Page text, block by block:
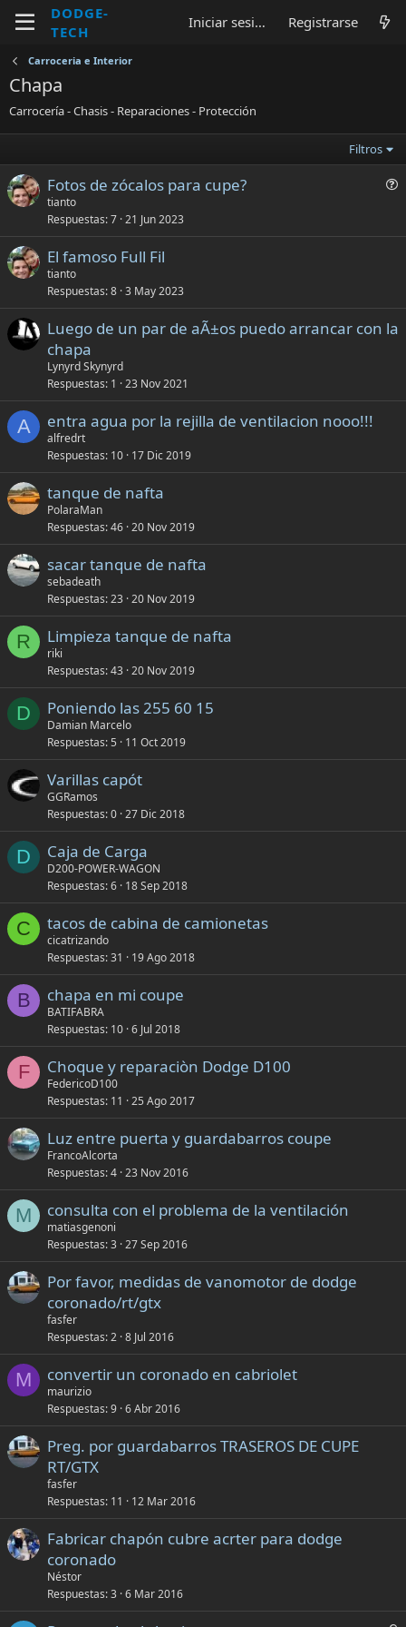
DODGE-
TECH
Iniciar sesión Registrarse
Carroceria e Interior
Chapa
Carrocería - Chasis - Reparaciones - Protección
Filtros
g
Fotos de zócalos para cupe?
tianto
Respuestas 7 21 Jun 2023
El famoso Full Fil
tianto
Respuestas 8 3 May 2023
Luego de un par de aÃ±os puedo arrancar con la
chapa
Lynyrd Skynyrd
Respuestas 1 23 Nov 2021
A entra agua por la rejilla de ventilacion nooo!!!
alfredrt
Respuestas 10 17 Dic 2019
tanque de nafta
PolaraMan
Respuestas 46 20 Nov 2019
sacar tanque de nafta
sebadeath
Respuestas 23 20 Nov 2019
R Limpieza tanque de nafta
riki
Respuestas 43 20 Nov 2019
D Poniendo las 255 60 15
Damian Marcelo
Respuestas 5 11 Oct 2019
Varillas capót
GGRamos
Respuestas 0 27 Dic 2018
D Caja de Carga
D200-POWER-WAGON
Respuestas 6 18 Sep 2018
C tacos de cabina de camionetas
cicatrizando
Respuestas 31 19 Ago 2018
B chapa en mi coupe
BATIFABRA
Respuestas 10 6 Jul 2018
F Choque y reparaciòn Dodge D100
FedericoD100
Respuestas 11 25 Ago 2017
Luz entre puerta y guardabarros coupe
FrancoAlcorta
Respuestas 4 23 Nov 2016
M consulta con el problema de la ventilación
matiasgenoni
Respuestas 3 27 Sep 2016
Por favor, medidas de vanomotor de dodge
coronado/rt/gtx
fasfer
Respuestas 2 8 Jul 2016
M convertir un coronado en cabriolet
maurizio
Respuestas 9 6 Abr 2016
Preg. por guardabarros TRASEROS DE CUPE
RT/GTX
fasfer
Respuestas 11 12 Mar 2016
Fabricar chapón cubre acrter para dodge
coronado
Néstor
Respuestas 3 6 Mar 2016